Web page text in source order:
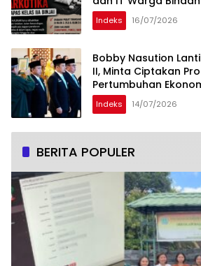
Indeks 16/07/2026
Bobby Nasution
II, Minta Ciptakan
Pertumbuhan
Indeks 14/07/2026
BERITA POPULER